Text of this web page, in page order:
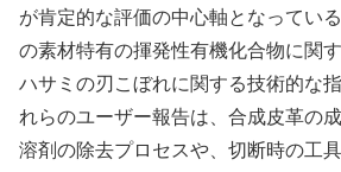
が肯定的な評価の中心軸となってい
の素材特有の揮発性有機化合物に関
ハサミの刃こぼれに関する技術的な
れらのユーザー報告は、合成皮革の
溶剤の除去プロセスや、切断時の工